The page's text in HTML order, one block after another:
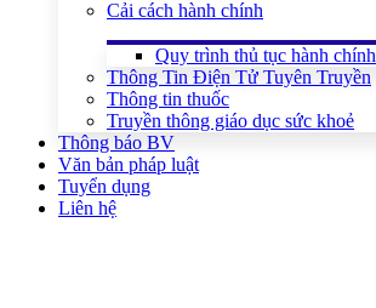
Cải cách hành chính
Quy trình thủ tục hành chính
Thông Tin Điện Tử Tuyên Truyền
Thông tin thuốc
Truyền thông giáo dục sức khoẻ
Thông báo BV
Văn bản pháp luật
Tuyển dụng
Liên hệ